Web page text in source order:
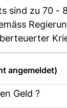
sind zu 70 -
erst
angemeldet)
Geld ?